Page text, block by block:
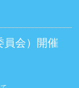
会）開催